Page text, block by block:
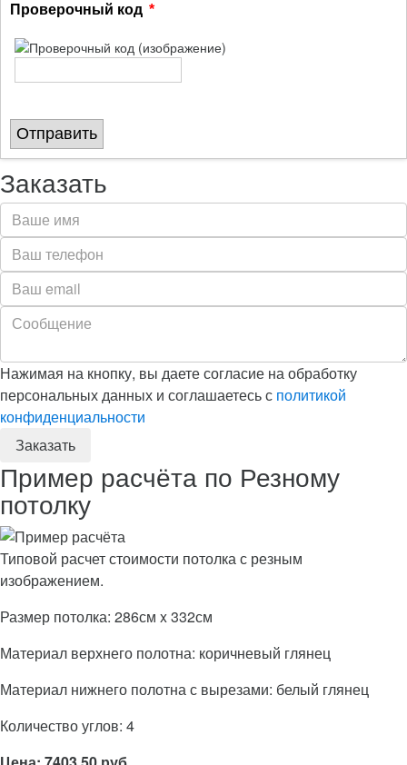
Проверочный код
Отправить
Заказать
Нажимая на кнопку, вы даете согласие на обработку
персональных данных и соглашаетесь с политикой
конфиденциальности
Пример расчёта по Резному
потолку
Типовой расчет стоимости потолка с резным
изображением.
Размер потолка: 286см x 332см
Материал верхнего полотна: коричневый глянец
Материал нижнего полотна с вырезами: белый глянец
Количество углов: 4